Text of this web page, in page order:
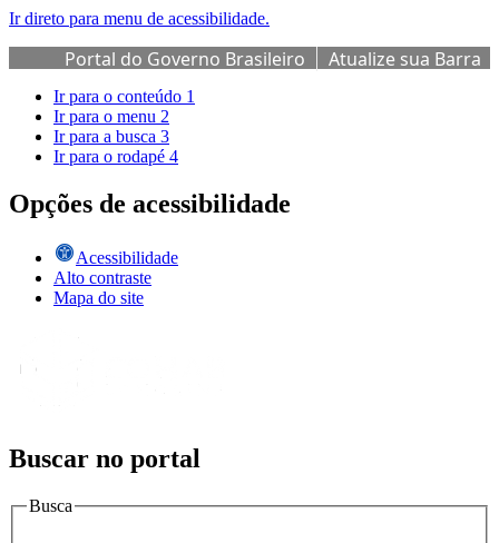
Ir direto para menu de acessibilidade.
Portal do Governo Brasileiro
Atualize sua Barra
de Governo
Ir para o conteúdo 1
Ir para o menu 2
Ir para a busca 3
Ir para o rodapé 4
Opções de acessibilidade
Acessibilidade
Alto contraste
Mapa do site
Buscar no portal
Busca